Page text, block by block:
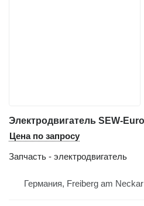
Цена по запросу
Запчасть - электродвигатель
Германия, Freiberg am Neckar